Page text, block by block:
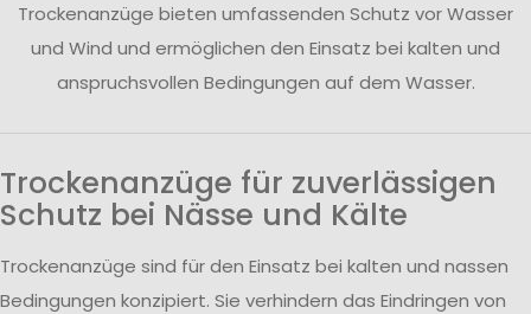
Trockenanzüge bieten umfassenden Schutz vor Wasser
und Wind und ermöglichen den Einsatz bei kalten und
anspruchsvollen Bedingungen auf dem Wasser.
Trockenanzüge für zuverlässigen
Schutz bei Nässe und Kälte
Trockenanzüge sind für den Einsatz bei kalten und nassen
Bedingungen konzipiert. Sie verhindern das Eindringen von